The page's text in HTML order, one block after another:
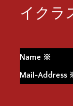
イク
Name ※
Mail-Address